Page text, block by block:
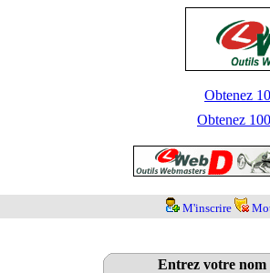
Obtenez
Obtenez
M'inscrire
Entrez votre nom